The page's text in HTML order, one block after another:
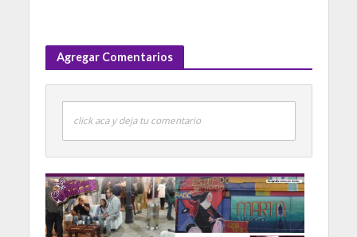
Agregar Comentarios
click aca y deja tu comentario